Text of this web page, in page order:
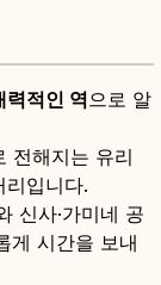
력적인 역으로 알
전해지는 유리
리입니다.
신사·가미네 공
게 시간을 보내